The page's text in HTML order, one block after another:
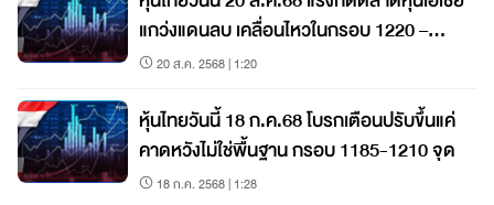
แกว่งแดนลบ เคลื่อนไหวในกรอบ 1220 –
1240 จุด
20 ส.ค. 2568 | 1:20
หุ้นไทยวันนี้ 18 ก.ค.68 โบรกเตือนปรับขึ้นแค่
คาดหวังไม่ใช่พื้นฐาน กรอบ 1185-1210 จุด
18 ก.ค. 2568 | 1:28